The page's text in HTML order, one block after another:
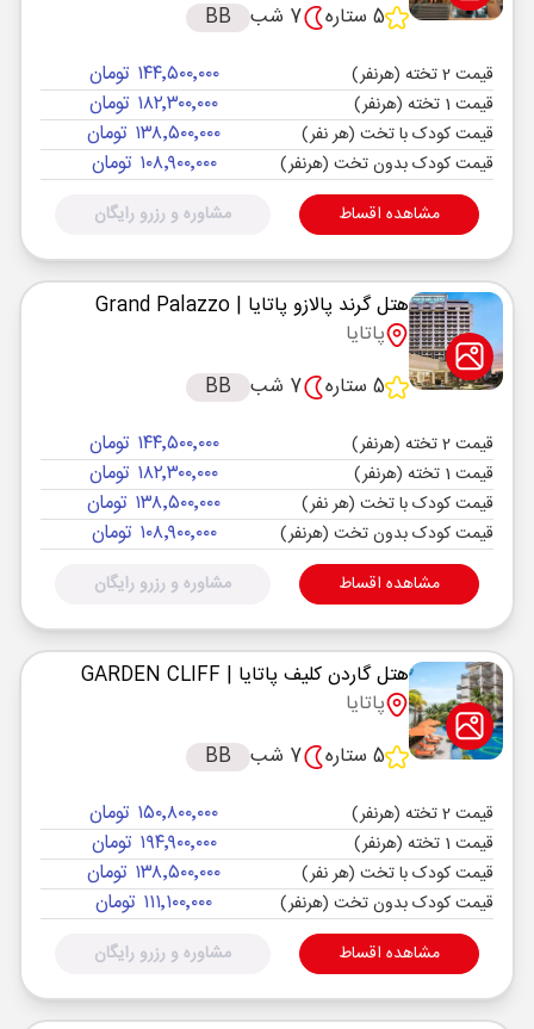
5 ستاره
7 شب BB
قیمت 2 تخته (هرنفر) ۱۴۴٬۵۰۰٬۰۰۰ تومان
قیمت 1 تخته (هرنفر) ۱۸۲٬۳۰۰٬۰۰۰ تومان
قیمت کودک با تخت (هر نفر) ۱۳۸٬۵۰۰٬۰۰۰ تومان
قیمت کودک بدون تخت (هرنفر) ۱۰۸٬۹۰۰٬۰۰۰ تومان
مشاهده اقساط مشاوره و رزرو رایگان
هتل گرند پالازو پاتایا | Grand Palazzo
پاتایا
5 ستاره
7 شب BB
قیمت 2 تخته (هرنفر) ۱۴۴٬۵۰۰٬۰۰۰ تومان
قیمت 1 تخته (هرنفر) ۱۸۲٬۳۰۰٬۰۰۰ تومان
قیمت کودک با تخت (هر نفر) ۱۳۸٬۵۰۰٬۰۰۰ تومان
قیمت کودک بدون تخت (هرنفر) ۱۰۸٬۹۰۰٬۰۰۰ تومان
مشاهده اقساط مشاوره و رزرو رایگان
هتل گاردن کلیف پاتایا | GARDEN CLIFF
پاتایا
5 ستاره
7 شب BB
قیمت 2 تخته (هرنفر) ۱۵۰٬۸۰۰٬۰۰۰ تومان
قیمت 1 تخته (هرنفر) ۱۹۴٬۹۰۰٬۰۰۰ تومان
قیمت کودک با تخت (هر نفر) ۱۳۸٬۵۰۰٬۰۰۰ تومان
قیمت کودک بدون تخت (هرنفر) ۱۱۱٬۱۰۰٬۰۰۰ تومان
مشاهده اقساط مشاوره و رزرو رایگان